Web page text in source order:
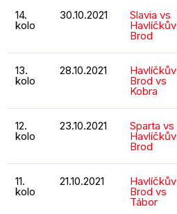
14.
kolo
30.10.2021 Slavia vs
Havlíčkův
Brod
13.
kolo
28.10.2021 Havlíčkův
Brod vs
Kobra
12.
kolo
23.10.2021 Sparta vs
Havlíčkův
Brod
11.
kolo
21.10.2021 Havlíčkův
Brod vs
Tábor